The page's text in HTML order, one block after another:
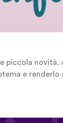
piccola
e renderlo